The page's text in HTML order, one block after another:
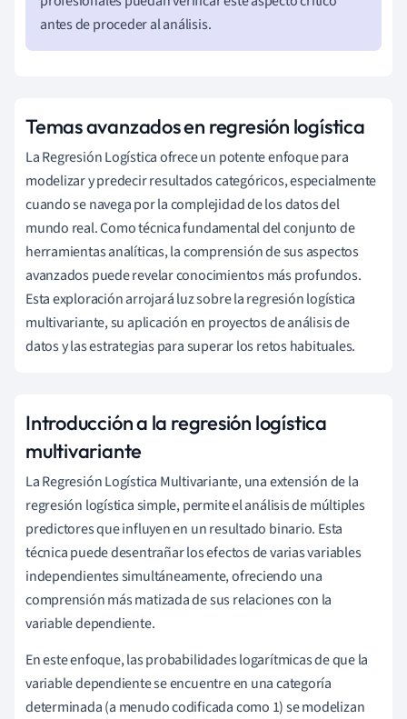
antes de proceder al análisis.
Temas avanzados en regresión logística
La Regresión Logística ofrece un potente enfoque para
modelizar y predecir resultados categóricos, especialmente
cuando se navega por la complejidad de los datos del
mundo real. Como técnica fundamental del conjunto de
herramientas analíticas, la comprensión de sus aspectos
avanzados puede revelar conocimientos más profundos.
Esta exploración arrojará luz sobre la regresión logística
multivariante, su aplicación en proyectos de análisis de
datos y las estrategias para superar los retos habituales.
Introducción a la regresión logística
multivariante
La Regresión Logística Multivariante, una extensión de la
regresión logística simple, permite el análisis de múltiples
predictores que influyen en un resultado binario. Esta
técnica puede desentrañar los efectos de varias variables
independientes simultáneamente, ofreciendo una
comprensión más matizada de sus relaciones con la
variable dependiente.
En este enfoque, las probabilidades logarítmicas de que la
variable dependiente se encuentre en una categoría
determinada (a menudo codificada como 1) se modelizan